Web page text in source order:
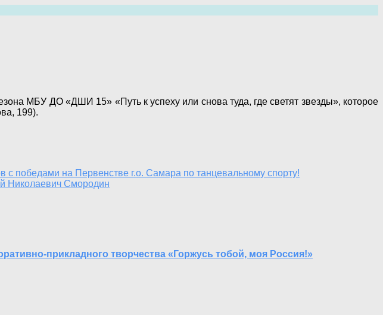
МБУ ДО «ДШИ 15» «Путь к успеху или снова туда, где светят звезды», которое
199).
победами на Первенстве г.о. Самара по танцевальному спорту!
Николаевич Смородин
прикладного творчества «Горжусь тобой, моя Россия!»